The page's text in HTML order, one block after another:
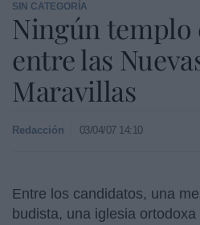
SIN CATEGORÍA
Ningún templo
entre las
Maravillas
Redacción 03/04/07 14:10
Entre los candidatos, una
budista, una iglesia